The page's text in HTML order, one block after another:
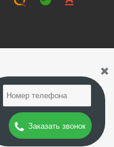
Заказать звонок